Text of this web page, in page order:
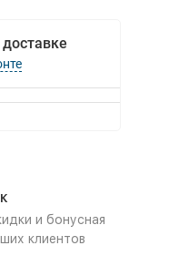
и бонусная
клиентов